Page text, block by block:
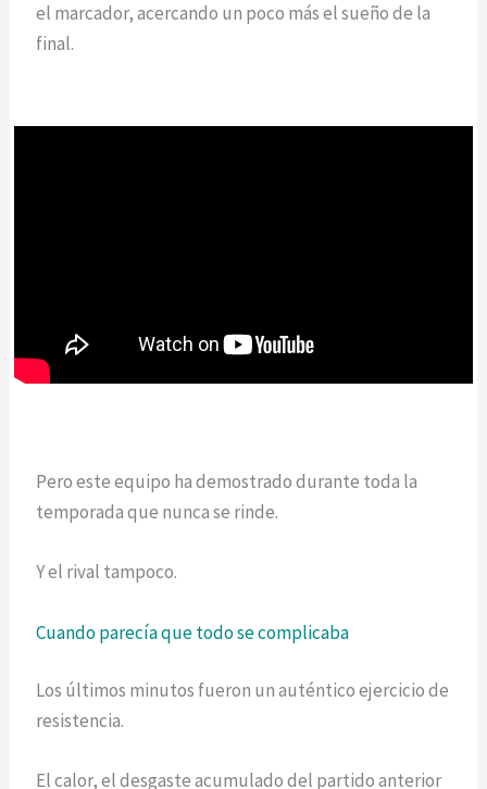
el marcador, acercando un poco más el sueño de la
final.
Pero este equipo ha demostrado durante toda la
temporada que nunca se rinde.
Y el rival tampoco.
Cuando parecía que todo se complicaba
Los últimos minutos fueron un auténtico ejercicio de
resistencia.
El calor, el desgaste acumulado del partido anterior